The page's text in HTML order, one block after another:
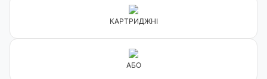
КАРТРИДЖНІ
АБО